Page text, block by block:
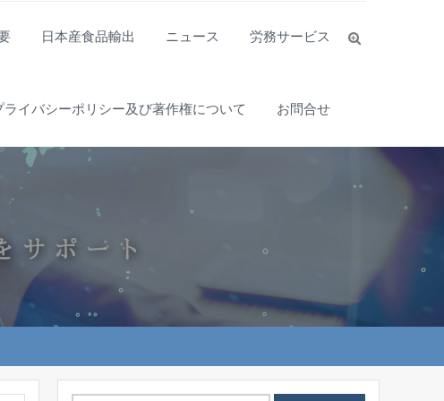
日本産食品輸出 ニュース 労務サービス
ライバシーポリシー及び著作権について お問合せ